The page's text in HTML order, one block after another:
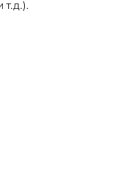
т.д.).